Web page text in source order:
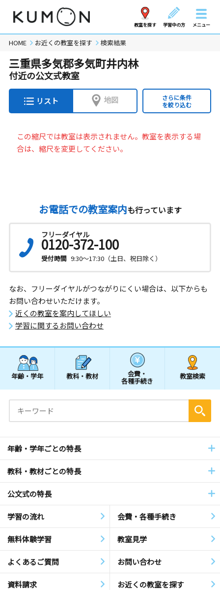
教室を探す 学習中の方 メニュー
HOME お近くの教室を探す 検索結果
三重県多気郡多気町井内林
付近の公文式教室
リスト 地図
さらに条件
を絞り込む
この縮尺では教室は表示されません。教室を表示する場
合は、縮尺を変更してください。
お電話での教室案内も行っています
フリーダイヤル
0120-372-100
受付時間 9:30～17:30（土日、祝日除く）
なお、フリーダイヤルがつながりにくい場合は、以下からも
お問い合わせいただけます。
近くの教室を案内してほしい
学習に関するお問い合わせ
年齢・学年 教科・教材 会費・
各種手続き
教室検索
年齢・学年ごとの特長
教科・教材ごとの特長
公文式の特長
学習の流れ 会費・各種手続き
無料体験学習 教室見学
よくあるご質問 お問い合わせ
資料請求 お近くの教室を探す